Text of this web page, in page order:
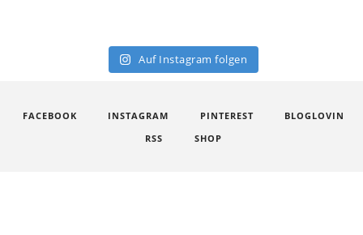
Auf Instagram folgen
FACEBOOK INSTAGRAM PINTEREST
BLOGLOVIN
RSS
SHOP